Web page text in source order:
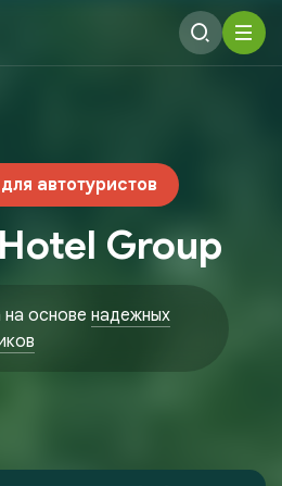
автотуристов
Group
основе надежных